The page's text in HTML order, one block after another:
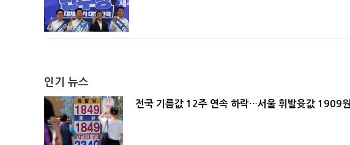
인기 뉴스
전국 기름값 12주 연속 하락…서울 휘발윳값 1909원